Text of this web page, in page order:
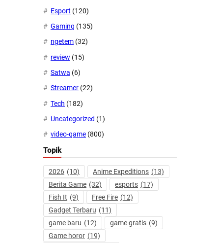
Esport (120)
Gaming (135)
ngetem (32)
review (15)
Satwa (6)
Streamer (22)
Tech (182)
Uncategorized (1)
video-game (800)
Topik
2026 (10) Anime Expeditions (13)
Berita Game (32) esports (17)
Fish It (9) Free Fire (12)
Gadget Terbaru (11)
game baru (12) game gratis (9)
Game horor (19)